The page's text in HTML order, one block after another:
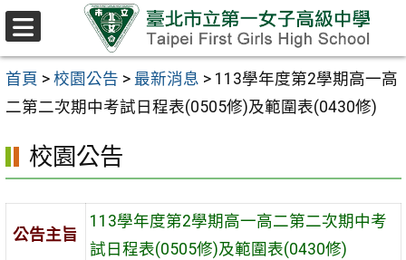
跳至主要內容區
首頁 > 校園公告 > 最新消息 > 113學年度第2學期高一高
二第二次期中考試日程表(0505修)及範圍表(0430修)
校園公告
公告主旨
113學年度第2學期高一高二第二次期中考
試日程表(0505修)及範圍表(0430修)
選
單